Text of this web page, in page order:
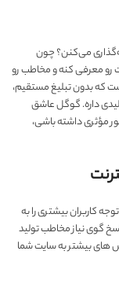
می‌کنن؟ چون
رو معرفی کنه و مخاطب رو
که بدون تبلیغ مستقیم،
داره. گوگل عاشق
مؤثری داشته باشی،
کاربران بیشتری را به
گوی نیاز مخاطب تولید
های بیشتر به سایت شما